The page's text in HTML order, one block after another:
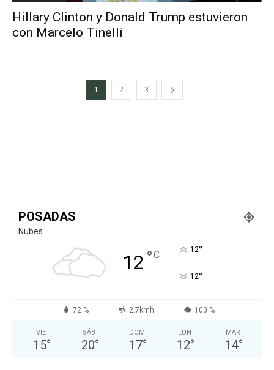
Hillary Clinton y Donald Trump estuvieron
con Marcelo Tinelli
1 2 3
POSADAS
Nubes
12 °C 12°
12°
72 % 2.7kmh 100 %
VIE
15°
SÁB
20°
DOM
17°
LUN
12°
MAR
14°